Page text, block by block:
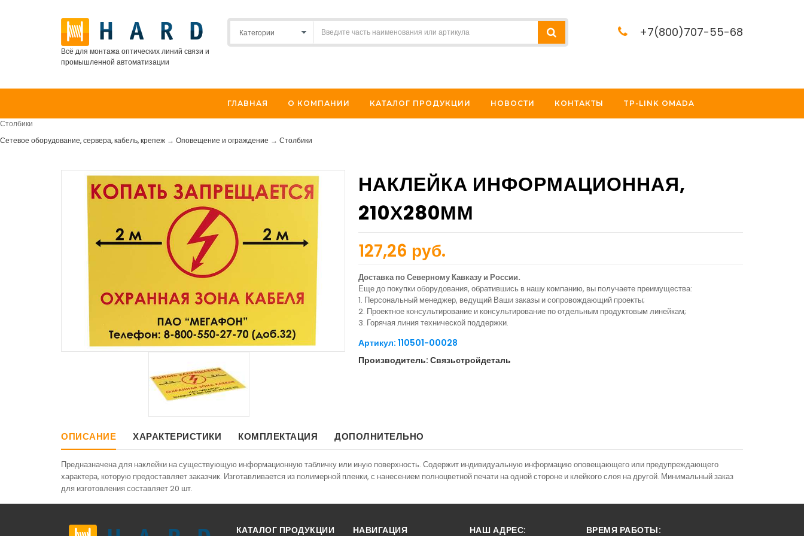
Всё для монтажа оптических линий связи и
промышленной автоматизации
+7(800)707-55-68
ГЛАВНАЯ О КОМПАНИИ КАТАЛОГ ПРОДУКЦИИ НОВОСТИ КОНТАКТЫ TP-LINK OMADA
Столбики
Сетевое оборудование, сервера, кабель, крепеж → Оповещение и ограждение → Столбики
НАКЛЕЙКА ИНФОРМАЦИОННАЯ,
210Х280ММ
127,26 руб.
Доставка по Северному Кавказу и России.
Еще до покупки оборудования, обратившись в нашу компанию, вы получаете преимущества:
1. Персональный менеджер, ведущий Ваши заказы и сопровождающий проекты;
2. Проектное консультирование и консультирование по отдельным продуктовым линейкам;
3. Горячая линия технической поддержки.
Артикул: 110501-00028
Производитель: Связьстройдеталь
ОПИСАНИЕ ХАРАКТЕРИСТИКИ КОМПЛЕКТАЦИЯ ДОПОЛНИТЕЛЬНО
Предназначена для наклейки на существующую информационную табличку или иную поверхность. Содержит индивидуальную информацию оповещающего или предупреждающего
характера, которую предоставляет заказчик. Изготавливается из полимерной пленки, с нанесением полноцветной печати на одной стороне и клейкого слоя на другой. Минимальный заказ
для изготовления составляет 20 шт.
КАТАЛОГ ПРОДУКЦИИ НАВИГАЦИЯ НАШ АДРЕС: ВРЕМЯ РАБОТЫ: